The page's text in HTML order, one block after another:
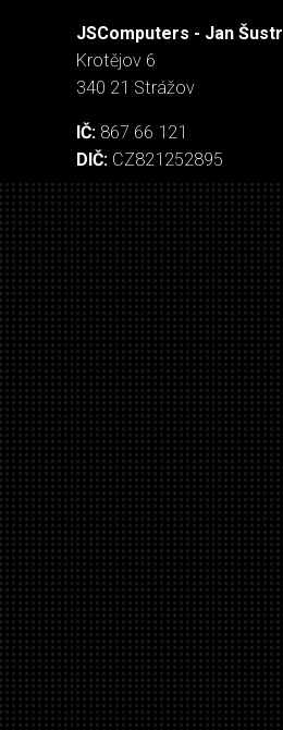
JSComputers - Jan Šustr
Krotějov 6
340 21 Strážov
IČ: 867 66 121
DIČ: CZ821252895